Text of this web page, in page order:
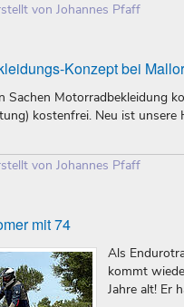
von Johannes Pfaff
Konzept bei
Sachen Motorradbekleidung
kostenfrei. Neu ist
von Johannes Pfaff
mit 74
Als
kommt
Jahre alt! Er